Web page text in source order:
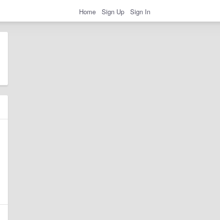
Home Sign Up Sign In